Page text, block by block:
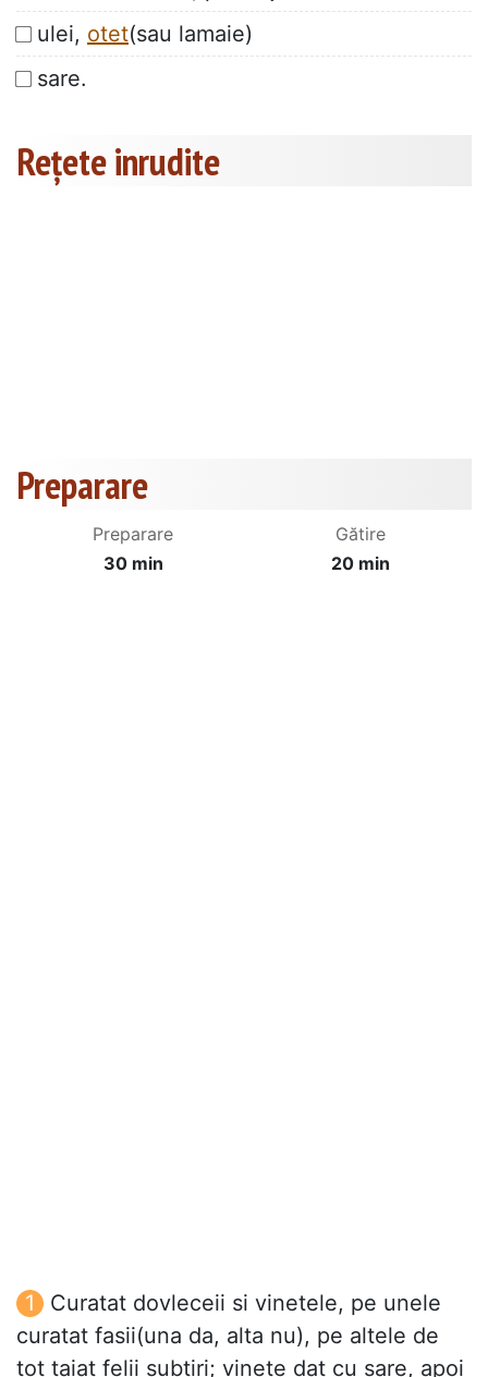
ulei, otet(sau lamaie)
sare.
Rețete inrudite
Preparare
Preparare
30 min
Gătire
20 min
Curatat dovleceii si vinetele, pe unele
curatat fasii(una da, alta nu), pe altele de
tot taiat felii subtiri; vinete dat cu sare, apoi